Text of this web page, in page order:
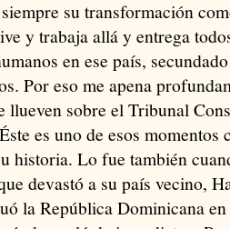
su transformación
y trabaja allá y entrega
en ese país,
Por eso me apena
llueven sobre el Tribunal
es uno de esos
historia. Lo fue también
devastó a su país vecino,
la República Dominicana